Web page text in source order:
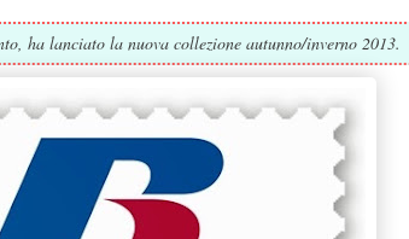
ha lanciato la nuova collezione autunno/inverno 2013.